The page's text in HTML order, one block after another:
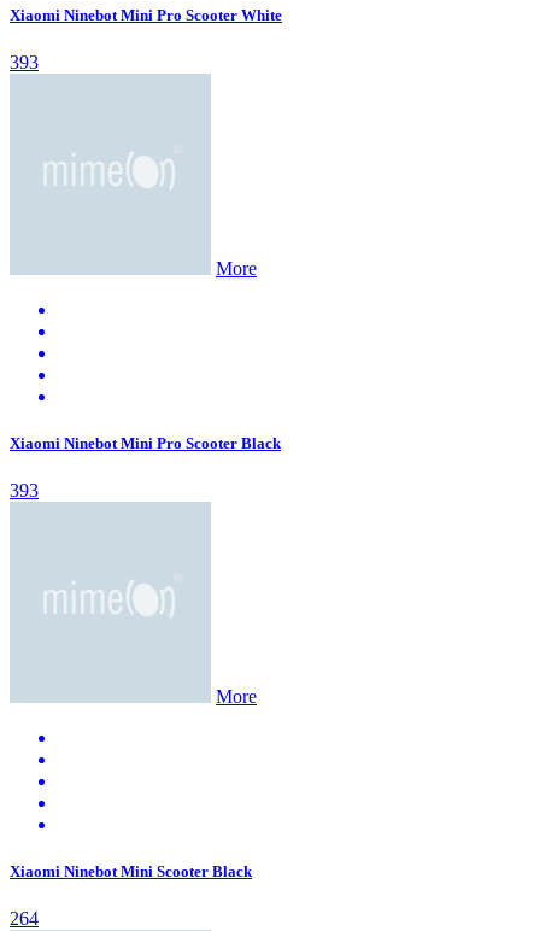
Xiaomi Ninebot Mini Pro Scooter White
393
More
Xiaomi Ninebot Mini Pro Scooter Black
393
More
Xiaomi Ninebot Mini Scooter Black
264